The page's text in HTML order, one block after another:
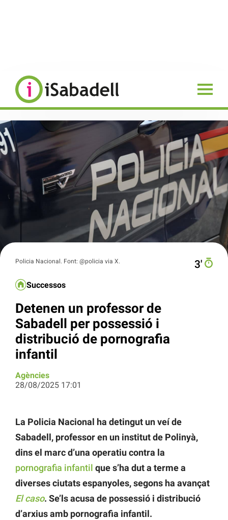
Policia Nacional. Font: @policia via X. 3′
Successos
Detenen un professor de
Sabadell per possessió i
distribució de pornografia
infantil
Agències
28/08/2025 17:01
La Policia Nacional ha detingut un veí de
Sabadell, professor en un institut de Polinyà,
dins el marc d’una operatiu contra la
pornografia infantil que s’ha dut a terme a
diverses ciutats espanyoles, segons ha avançat
El caso. Se’ls acusa de possessió i distribució
d’arxius amb pornografia infantil.